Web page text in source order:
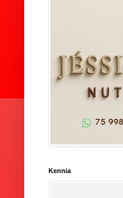
Kennia